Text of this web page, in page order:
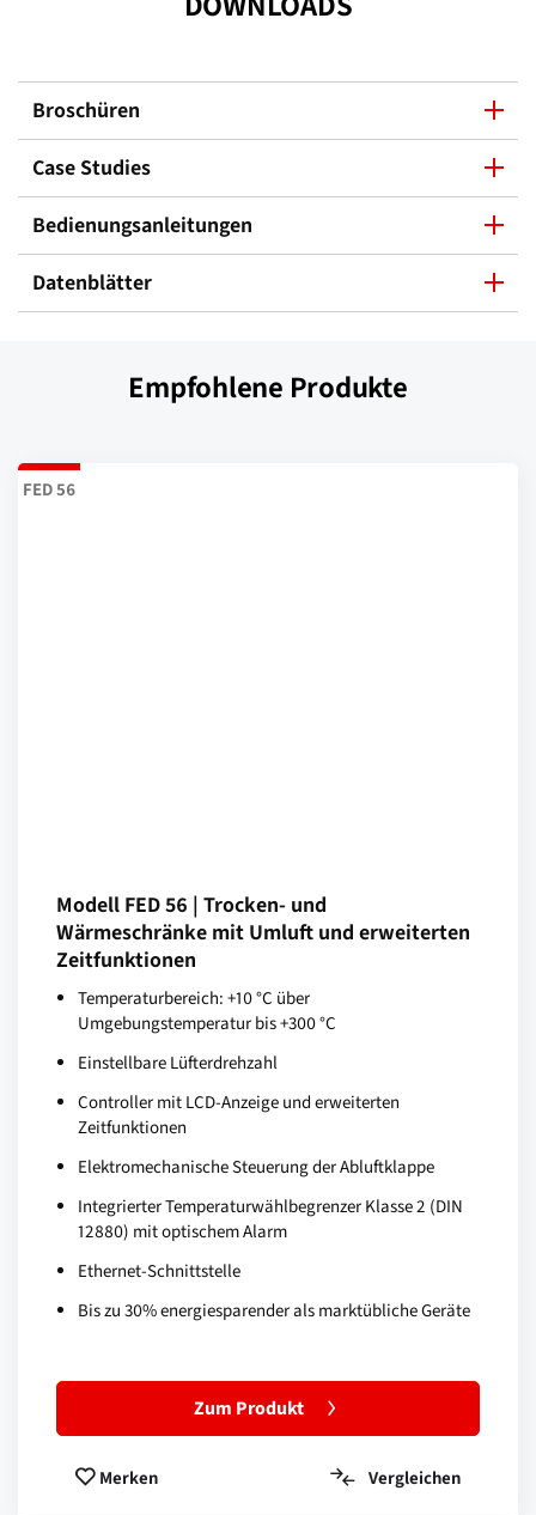
Broschüren
Case Studies
Bedienungsanleitungen
Datenblätter
Empfohlene Produkte
FED 56
Modell FED 56 | Trocken- und
Wärmeschränke mit Umluft und erweiterten
Zeitfunktionen
Temperaturbereich: +10 °C über
Umgebungstemperatur bis +300 °C
Einstellbare Lüfterdrehzahl
Controller mit LCD-Anzeige und erweiterten
Zeitfunktionen
Elektromechanische Steuerung der Abluftklappe
Integrierter Temperaturwählbegrenzer Klasse 2 (DIN
12880) mit optischem Alarm
Ethernet-Schnittstelle
Bis zu 30% energiesparender als marktübliche Geräte
Zum Produkt
Merken Vergleichen